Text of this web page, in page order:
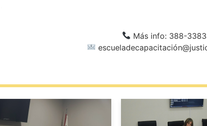
Más info: 388-